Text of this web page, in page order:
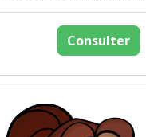
Consulter